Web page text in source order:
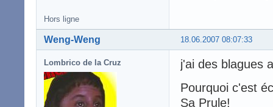
Hors ligne
18.06.2007 08:07:33
Weng-Weng
Lombrico de la Cruz
j'ai des blagues
Pourquoi c'est
Sa Prule!